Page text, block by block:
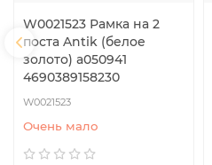
W0021523 Рамка на 2
поста Antik (белое
золото) a050941
4690389158230
W0021523
Очень мало